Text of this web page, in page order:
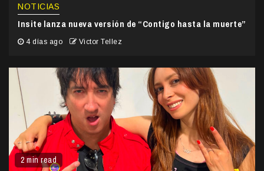
NOTICIAS
Insite lanza nueva versión de “Contigo hasta la muerte”
4 días ago Victor Tellez
2 min read